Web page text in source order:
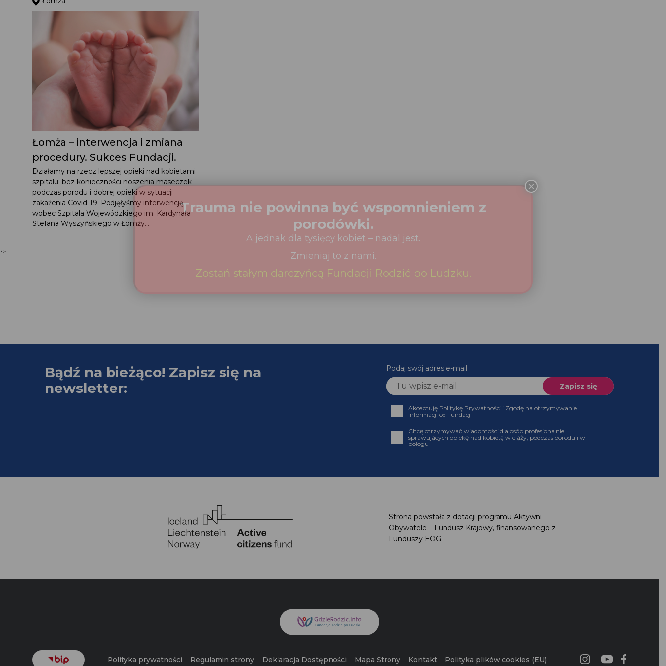
Łomża – interwencja i zmiana
procedury. Sukces Fundacji.
Działamy na rzecz lepszej opieki nad kobietami
szpitalu: bez konieczności noszenia maseczek
podczas porodu i dobrej opieki w sytuacji
zakażenia Covid-19. Podjęłyśmy interwencję
wobec Szpitala Wojewódzkiego im. Kardynała
Stefana Wyszyńskiego w Łomży...
?>
Bądź na bieżąco! Zapisz się na
newsletter:
Podaj swój adres e-mail
Akceptuję Politykę Prywatności i Zgodę na otrzymywanie
informacji od Fundacji
Chcę otrzymywać wiadomości dla osób profesjonalnie
sprawujących opiekę nad kobietą w ciąży, podczas porodu i w
połogu
Strona powstała z dotacji programu Aktywni
Obywatele – Fundusz Krajowy, finansowanego z
Funduszy EOG
Polityka prywatności Regulamin strony Deklaracja Dostępności Mapa Strony Kontakt Polityka plików cookies (EU)